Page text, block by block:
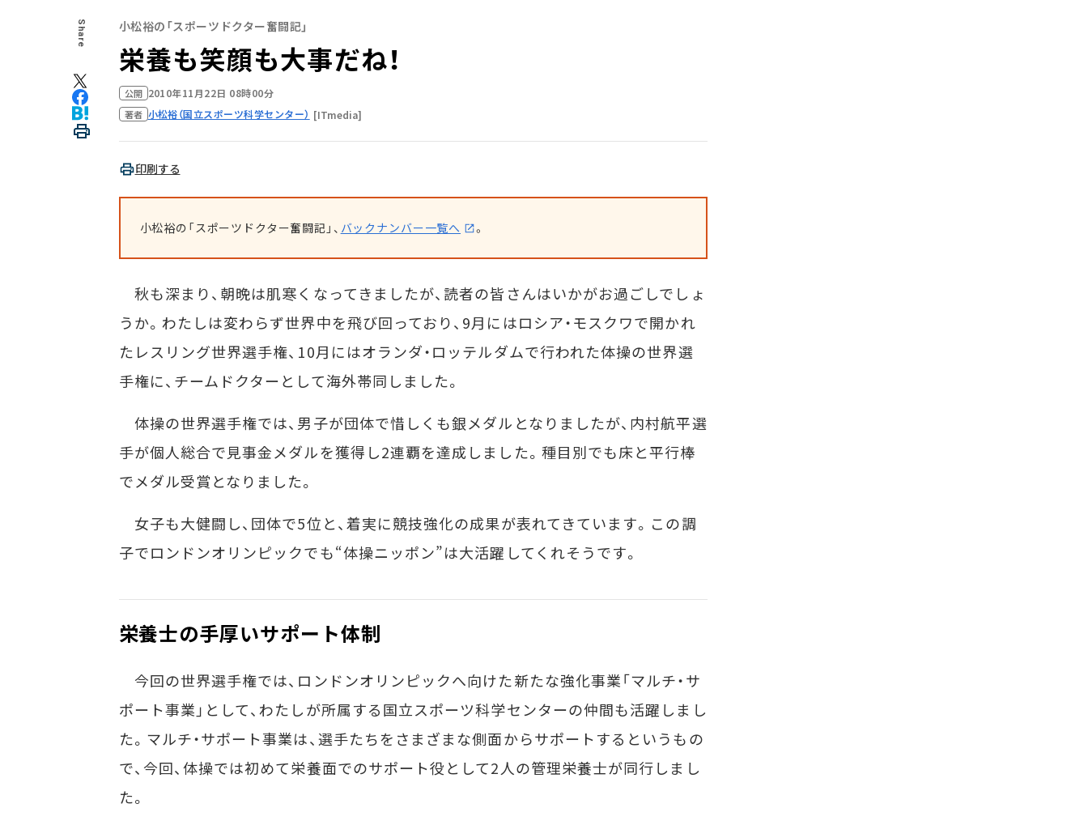
Share 小松裕の「スポーツドクター奮闘記」
栄養も笑顔も大事だね！
公開 2010年11月22日 08時00分
著者 小松裕（国立スポーツ科学センター） [ITmedia]
印刷する
小松裕の「スポーツドクター奮闘記」、 バックナンバー一覧へ 。
秋も深まり、朝晩は肌寒くなってきましたが、読者の皆さんはいかがお過ごしでしょ
うか。わたしは変わらず世界中を飛び回っており、9月にはロシア・モスクワで開かれ
たレスリング世界選手権、10月にはオランダ・ロッテルダムで行われた体操の世界選
手権に、チームドクターとして海外帯同しました。
体操の世界選手権では、男子が団体で惜しくも銀メダルとなりましたが、内村航平選
手が個人総合で見事金メダルを獲得し2連覇を達成しました。種目別でも床と平行棒
でメダル受賞となりました。
女子も大健闘し、団体で5位と、着実に競技強化の成果が表れてきています。この調
子でロンドンオリンピックでも“体操ニッポン”は大活躍してくれそうです。
栄養士の手厚いサポート体制
今回の世界選手権では、ロンドンオリンピックへ向けた新たな強化事業「マルチ・サ
ポート事業」として、わたしが所属する国立スポーツ科学センターの仲間も活躍しまし
た。マルチ・サポート事業は、選手たちをさまざまな側面からサポートするというもの
で、今回、体操では初めて栄養面でのサポート役として2人の管理栄養士が同行しまし
た。